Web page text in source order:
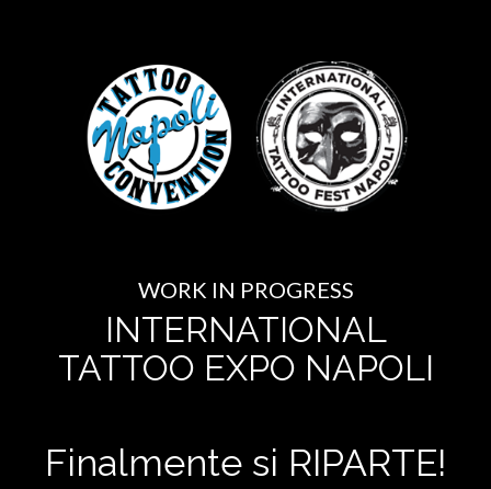
WORK IN PROGRESS
INTERNATIONAL
TATTOO EXPO NAPOLI
Finalmente si RIPARTE!